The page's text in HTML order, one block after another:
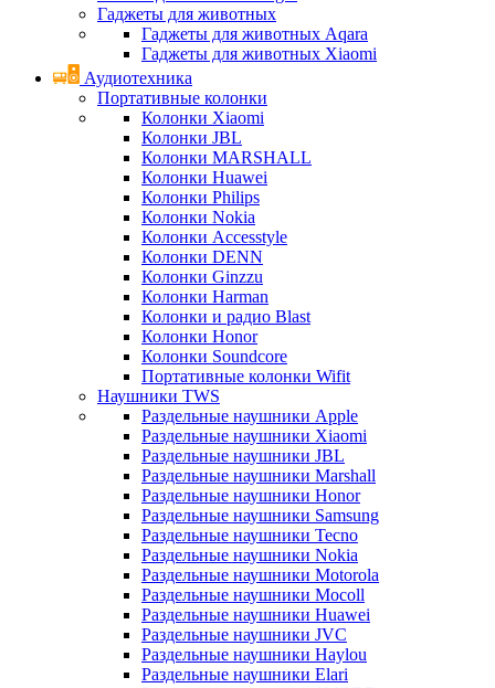
Гаджеты для животных
Гаджеты для животных Aqara
Гаджеты для животных Xiaomi
Аудиотехника
Портативные колонки
Колонки Xiaomi
Колонки JBL
Колонки MARSHALL
Колонки Huawei
Колонки Philips
Колонки Nokia
Колонки Accesstyle
Колонки DENN
Колонки Ginzzu
Колонки Harman
Колонки и радио Blast
Колонки Honor
Колонки Soundcore
Портативные колонки Wifit
Наушники TWS
Раздельные наушники Apple
Раздельные наушники Xiaomi
Раздельные наушники JBL
Раздельные наушники Marshall
Раздельные наушники Honor
Раздельные наушники Samsung
Раздельные наушники Tecno
Раздельные наушники Nokia
Раздельные наушники Motorola
Раздельные наушники Mocoll
Раздельные наушники Huawei
Раздельные наушники JVC
Раздельные наушники Haylou
Раздельные наушники Elari